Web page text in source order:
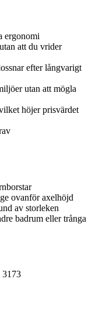
ergonomi
att du vrider
efter långvarigt
utan att mögla
höjer prisvärdet
ovanför axelhöjd
av storleken
badrum eller trånga